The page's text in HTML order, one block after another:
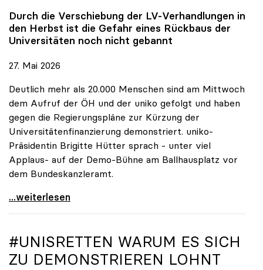
Durch die Verschiebung der LV-Verhandlungen in
den Herbst ist die Gefahr eines Rückbaus der
Universitäten noch nicht gebannt
27. Mai 2026
Deutlich mehr als 20.000 Menschen sind am Mittwoch
dem Aufruf der ÖH und der uniko gefolgt und haben
gegen die Regierungspläne zur Kürzung der
Universitätenfinanzierung demonstriert. uniko-
Präsidentin Brigitte Hütter sprach - unter viel
Applaus- auf der Demo-Bühne am Ballhausplatz vor
dem Bundeskanzleramt.
\"Wir nehmen es nicht hin\": Rede von
...weiterlesen
#UNISRETTEN WARUM ES SICH
ZU DEMONSTRIEREN LOHNT